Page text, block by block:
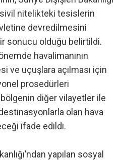
nitelikteki tesislerin
devredilmesini
sonucu olduğu belirtildi.
havalimanının
ve uçuşlara açılması için
prosedürleri
diğer vilayetler ile
olan hava
ifade edildi.
yapılan sosyal